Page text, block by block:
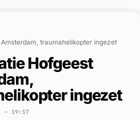
traumahelikopter ingezet
Hofgeest
ingezet
– 19:17